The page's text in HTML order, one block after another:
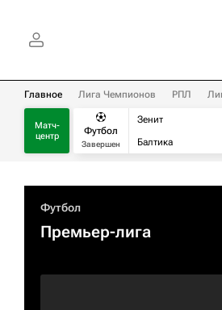
Главное Лига Чемпионов РПЛ
Матч-
центр
Футбол
Завершен
Зенит
Балтика
Футбол
Премьер-лига